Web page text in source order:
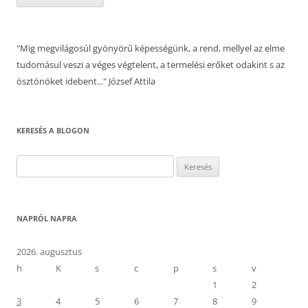
"Mig megvilágosúl gyönyörű képességünk, a rend, mellyel az elme
tudomásul veszi a véges végtelent, a termelési erőket odakint s az
ösztönöket idebent..." József Attila
KERESÉS A BLOGON
NAPRÓL NAPRA
2026. augusztus
h
K s c p s
v
1
2
3
4 5 6 7 8
9